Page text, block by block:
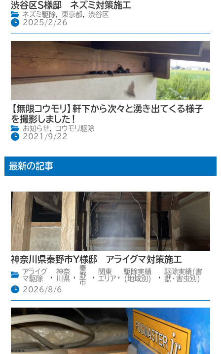
渋谷区S様邸 ネズミ対策施工
ネズミ駆除, 東京都,
渋谷区
2025/2/26
【無限コウモリ】軒下から次々と湧き出てくる様子
を撮影しました！
お知らせ,
コウモリ駆除
2021/9/22
最新の記事
神奈川県秦野市Y様邸 アライグマ対策施工
アライグ
マ駆除
神奈
川県
秦
野
市
関東
エリア
駆除実績
(地域別)
駆除実績(害
獣・害虫別)
2026/8/6